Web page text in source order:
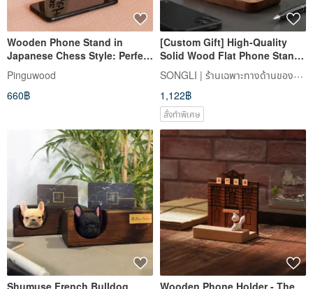
Wooden Phone Stand in
Japanese Chess Style: Perfect
Gift Idea for Shogi Fans
Pinguwood
660฿
[Custom Gift] High-Quality
Solid Wood Flat Phone Stand,
Walnut Wood Hand-Polished
Style for Home
SONGLI | ร้านเฉพาะทางด้านของขวัญสั่งทำพิเศษ
1,122฿
สั่งทำพิเศษ